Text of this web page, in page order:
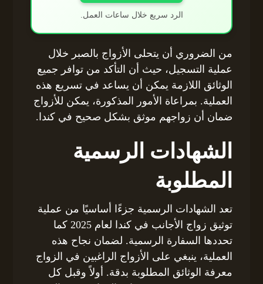
الرد سريع خلال ساعات العمل.
من الضروري أن يتحلى الأزواج بالصبر خلال
عملية التسجيل، حيث أن التأكد من توافر جميع
الوثائق اللازمة يمكن أن يساعد في تسريع هذه
العملية. بمراعاة الأمور المذكورة، يمكن للأزواج
ضمان أن زواجهم موثق بشكل صحيح في كندا.
الشهادات الرسمية
المطلوبة
تعد الشهادات الرسمية جزءًا أساسيًا من عملية
توثيق زواج الأجانب في كندا لعام 2025 كما
تحددها السفارة الرسمية. لضمان نجاح هذه
العملية، ينبغي على الأزواج الراغبين في الزواج
معرفة الوثائق المطلوبة بدقة. أولاً وقبل كل